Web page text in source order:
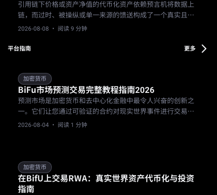
引用链下价格或资产净值的代币化资产依赖预言机将数据上
链，而过时、被操纵或单一来源的馈送构成了一个真实且独
立的风险层。
2026-08-08 · 阅读 9 分钟
平台指南 更多
加密货币
BiFu市场预测交易完整教程指南2026
预测市场是加密货币和去中心化金融中最令人兴奋的创新之
一。它们让您通过可验证的合约对现实世界事件进行交易——
从体育赛事、选举到新闻和娱乐。
2026-08-04 · 阅读 1 分钟
加密货币
在BifU上交易RWA：真实世界资产代币化与投资
指南